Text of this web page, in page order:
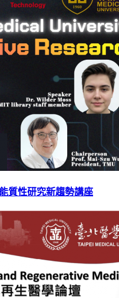
質性研究新趨勢講座